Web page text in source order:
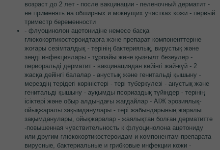
возраст до 2 лет - после вакцинации - пеленочный дерматит -
не применять на обширных и мокнущих участках кожи - первый
триместр беременности
- флуоцинолон ацетонидіне немесе басқа
глюкокортикостероидтарға және препарат компоненттеріне
жоғары сезімталдық - терінің бактериялық, вирустық және
зеңді инфекциялары - тұрпайы және қызғылт безеулер -
периоральді дерматит - вакцинациядан кейінгі жай-күй - 2
жасқа дейінгі балалар - анустық және генитальді қышыну -
мерездің терідегі көріністері - тері туберкулезі - анустық және
генитальді қышыну - ауқымды псориаздық түйіндер - терінің
ісіктері және обыр алдындағы жағдайлар - АІЖ эрозиялық-
ойықжаралы зақымданулары - тері жабындарының жаралы
зақымданулары, ойықжаралар - жаялықтан болған дерматитте
-повышенная чувствительность к флуоцинолона ацетониду
или другим глюкокортикостероидам и компонентам препарата -
вирусные, бактериальные и грибковые инфекции кожи -